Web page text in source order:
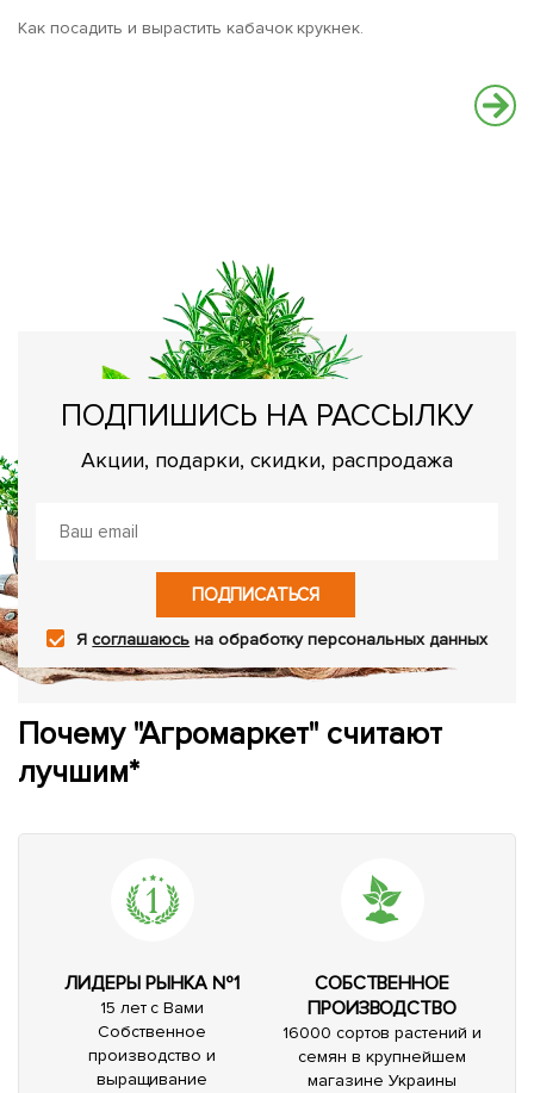
Как посадить и вырастить кабачок крукнек.
ПОДПИШИСЬ НА РАССЫЛКУ
Акции, подарки, скидки, распродажа
ПОДПИСАТЬСЯ
Ясоглашаюсь на обработку персональных данных
Почему "Агромаркет" считают
лучшим*
ЛИДЕРЫ РЫНКА №1
15 лет с Вами
Собственное
производство и
выращивание
СОБСТВЕННОЕ
ПРОИЗВОДСТВО
16000 сортов растений и
семян в крупнейшем
магазине Украины